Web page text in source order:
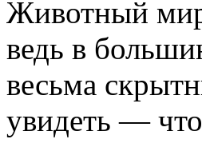
Животный мир
ведь в
весьма
увидеть —